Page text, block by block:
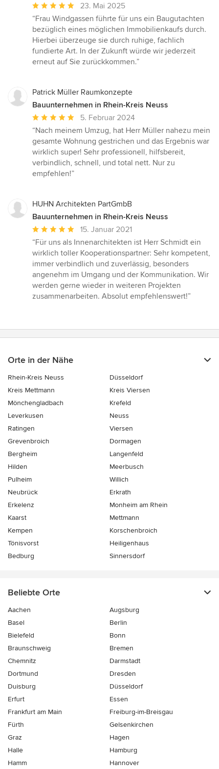
Durchschnittliche
Bewertung:
5
von
5
Sternen
23. Mai 2025
“Frau Windgassen führte für uns ein Baugutachten
bezüglich eines möglichen Immobilienkaufs durch.
Hierbei überzeuge sie durch ruhige, fachlich
fundierte Art. In der Zukunft würde wir jederzeit
erneut auf Sie zurückkommen.”
Patrick Müller Raumkonzepte
Bauunternehmen in Rhein-Kreis Neuss
Durchschnittliche
Bewertung:
5
von
5
Sternen
5. Februar 2024
“Nach meinem Umzug, hat Herr Müller nahezu mein
gesamte Wohnung gestrichen und das Ergebnis war
wirklich super! Sehr professionell, hilfsbereit,
verbindlich, schnell, und total nett. Nur zu
empfehlen!”
HUHN Architekten PartGmbB
Bauunternehmen in Rhein-Kreis Neuss
Durchschnittliche
Bewertung:
5
von
5
Sternen
15. Januar 2021
“Für uns als Innenarchitekten ist Herr Schmidt ein
wirklich toller Kooperationspartner: Sehr kompetent,
immer verbindlich und zuverlässig, besonders
angenehm im Umgang und der Kommunikation. Wir
werden gerne wieder in weiteren Projekten
zusammenarbeiten. Absolut empfehlenswert!”
Orte in der Nähe
Rhein-Kreis Neuss
Düsseldorf
Kreis Mettmann
Kreis Viersen
Mönchengladbach
Krefeld
Leverkusen
Neuss
Ratingen
Viersen
Grevenbroich
Dormagen
Bergheim
Langenfeld
Hilden
Meerbusch
Pulheim
Willich
Neubrück
Erkrath
Erkelenz
Monheim am Rhein
Kaarst
Mettmann
Kempen
Korschenbroich
Tönisvorst
Heiligenhaus
Bedburg
Sinnersdorf
Beliebte Orte
Aachen
Augsburg
Basel
Berlin
Bielefeld
Bonn
Braunschweig
Bremen
Chemnitz
Darmstadt
Dortmund
Dresden
Duisburg
Düsseldorf
Erfurt
Essen
Frankfurt am Main
Freiburg-im-Breisgau
Fürth
Gelsenkirchen
Graz
Hagen
Halle
Hamburg
Hamm
Hannover